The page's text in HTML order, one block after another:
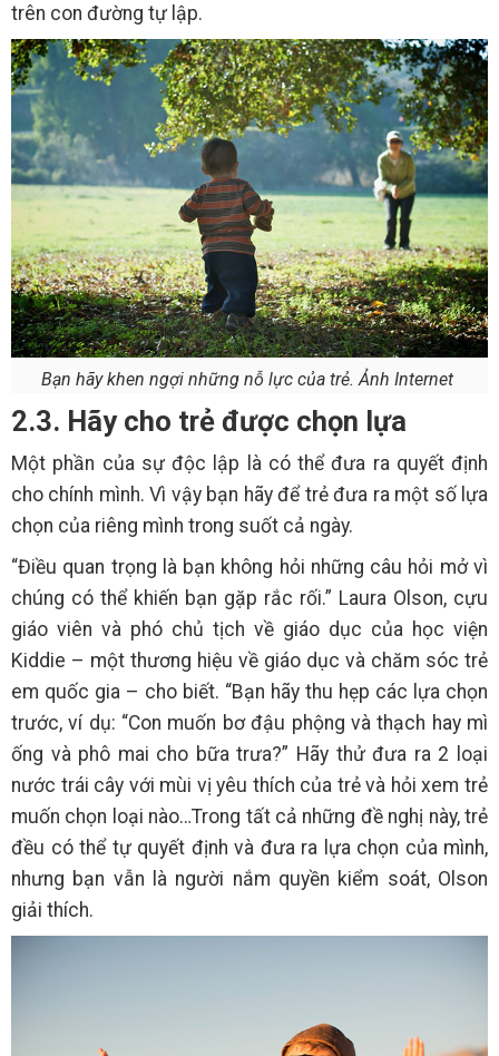
trên con đường tự lập.
Bạn hãy khen ngợi những nỗ lực của trẻ. Ảnh Internet
2.3. Hãy cho trẻ được chọn lựa
Một phần của sự độc lập là có thể đưa ra quyết định
cho chính mình. Vì vậy bạn hãy để trẻ đưa ra một số lựa
chọn của riêng mình trong suốt cả ngày.
“Điều quan trọng là bạn không hỏi những câu hỏi mở vì
chúng có thể khiến bạn gặp rắc rối.” Laura Olson, cựu
giáo viên và phó chủ tịch về giáo dục của học viện
Kiddie – một thương hiệu về giáo dục và chăm sóc trẻ
em quốc gia – cho biết. “Bạn hãy thu hẹp các lựa chọn
trước, ví dụ: “Con muốn bơ đậu phộng và thạch hay mì
ống và phô mai cho bữa trưa?” Hãy thử đưa ra 2 loại
nước trái cây với mùi vị yêu thích của trẻ và hỏi xem trẻ
muốn chọn loại nào…Trong tất cả những đề nghị này, trẻ
đều có thể tự quyết định và đưa ra lựa chọn của mình,
nhưng bạn vẫn là người nắm quyền kiểm soát, Olson
giải thích.